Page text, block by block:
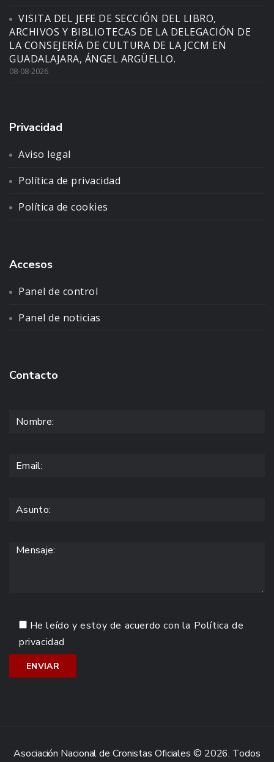
VISITA DEL JEFE DE SECCIÓN DEL LIBRO,
ARCHIVOS Y BIBLIOTECAS DE LA DELEGACIÓN DE
LA CONSEJERÍA DE CULTURA DE LA JCCM EN
GUADALAJARA, ÁNGEL ARGÜELLO.
08-08-2026
Privacidad
Aviso legal
Política de privacidad
Política de cookies
Accesos
Panel de control
Panel de noticias
Contacto
He leído y estoy de acuerdo con la Política de
privacidad
Asociación Nacional de Cronistas Oficiales © 2026. Todos